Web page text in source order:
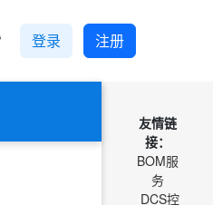
登录 注册
友情链
接：
BOM服
务
DCS控